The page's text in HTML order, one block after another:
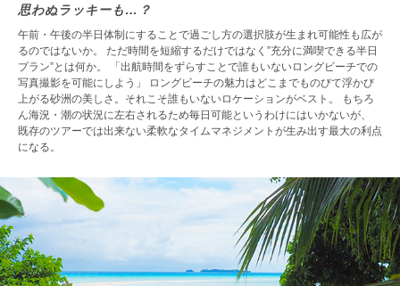
思わぬラッキーも…？
午前・午後の半日体制にすることで過ごし方の選択肢が生まれ可能性も広が
るのではないか。 ただ時間を短縮するだけではなく”充分に満喫できる半日
プラン”とは何か。 「出航時間をずらすことで誰もいないロングビーチでの
写真撮影を可能にしよう」 ロングビーチの魅力はどこまでものびて浮かび
上がる砂洲の美しさ。それこそ誰もいないロケーションがベスト。 もちろ
ん海況・潮の状況に左右されるため毎日可能というわけにはいかないが、
既存のツアーでは出来ない柔軟なタイムマネジメントが生み出す最大の利点
になる。